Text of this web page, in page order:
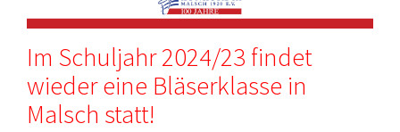
Im Schuljahr 2024/23 findet
wieder eine Bläserklasse in
Malsch statt!